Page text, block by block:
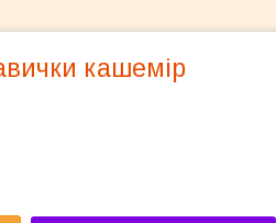
кашемір